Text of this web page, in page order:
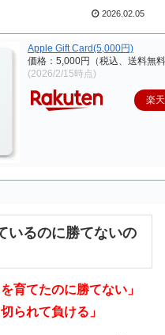
2026.02.05
Apple Gift Card(5,000円)
価格：5,000円（税込、送料無
(2026/2/15時点)
楽
いるのに勝てないの
育てたのに勝てない」
られて負ける」